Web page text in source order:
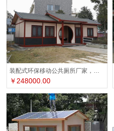
￥248000.00